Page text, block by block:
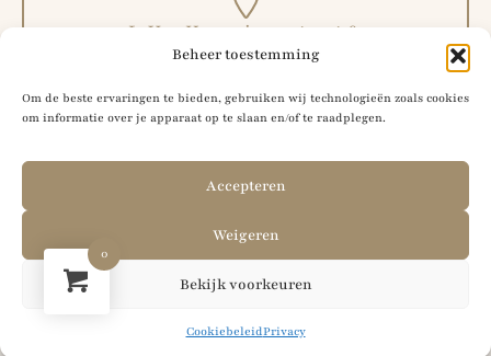
Beheer toestemming
Om de beste ervaringen te bieden, gebruiken wij technologieën zoals cookies
om informatie over je apparaat op te slaan en/of te raadplegen.
Accepteren
Weigeren
Bekijk voorkeuren
CookiebeleidPrivacy
L. Van Hoeymissenstraat 6,
Malderen, België
PrivacyWebsite doorSinergio
0